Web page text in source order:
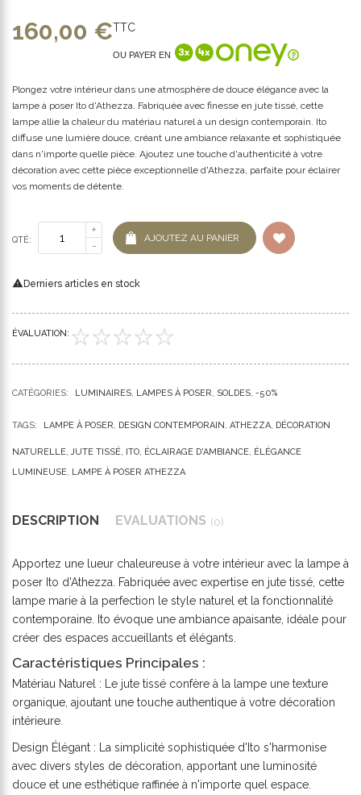
160,00 €TTC
OU PAYER EN
Plongez votre intérieur dans une atmosphère de douce élégance avec la
lampe à poser Ito d'Athezza. Fabriquée avec finesse en jute tissé, cette
lampe allie la chaleur du matériau naturel à un design contemporain. Ito
diffuse une lumière douce, créant une ambiance relaxante et sophistiquée
dans n'importe quelle pièce. Ajoutez une touche d'authenticité à votre
décoration avec cette pièce exceptionnelle d'Athezza, parfaite pour éclairer
vos moments de détente.
QTÉ: AJOUTEZ AU PANIER
Derniers articles en stock
ÉVALUATION:
CATÉGORIES: LUMINAIRES LAMPES À POSER SOLDES -50%
TAGS: LAMPE À POSER DESIGN CONTEMPORAIN ATHEZZA DÉCORATION
NATURELLE JUTE TISSÉ ITO ÉCLAIRAGE D'AMBIANCE
ÉLÉGANCE
LUMINEUSE
LAMPE À POSER ATHEZZA
DESCRIPTION ÉVALUATIONS (0)
Apportez une lueur chaleureuse à votre intérieur avec la lampe à
poser Ito d'Athezza. Fabriquée avec expertise en jute tissé, cette
lampe marie à la perfection le style naturel et la fonctionnalité
contemporaine. Ito évoque une ambiance apaisante, idéale pour
créer des espaces accueillants et élégants.
Caractéristiques Principales :
Matériau Naturel : Le jute tissé confère à la lampe une texture
organique, ajoutant une touche authentique à votre décoration
intérieure.
Design Élégant : La simplicité sophistiquée d'Ito s'harmonise
avec divers styles de décoration, apportant une luminosité
douce et une esthétique raffinée à n'importe quel espace.